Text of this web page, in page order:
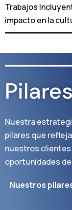
Trabajos
impacto en la
Nuestra
pilares que
nuestros
oportunidades
Nuestros